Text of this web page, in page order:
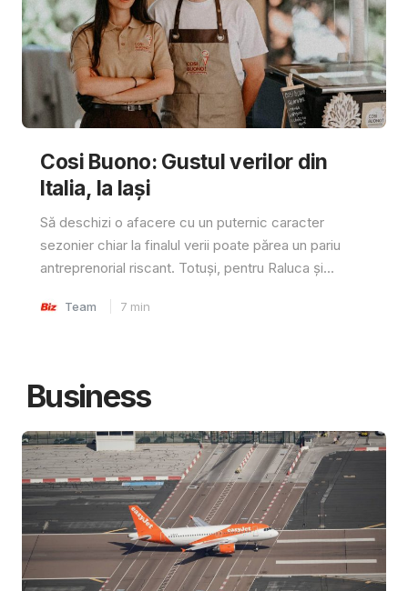
Cosi Buono: Gustul verilor din
Italia, la Iași
Să deschizi o afacere cu un puternic caracter
sezonier chiar la finalul verii poate părea un pariu
antreprenorial riscant. Totuși, pentru Raluca și...
Team 7 min
Business